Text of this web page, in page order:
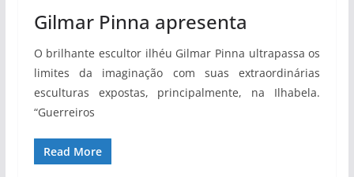
Gilmar Pinna apresenta
O brilhante escultor ilhéu Gilmar Pinna ultrapassa os
limites da imaginação com suas extraordinárias
esculturas expostas, principalmente, na Ilhabela.
“Guerreiros
Read More